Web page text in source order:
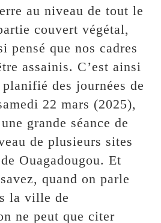
au niveau de tout le
couvert végétal,
pensé que nos cadres
assainis. C’est ainsi
des journées de
22 mars (2025),
grande séance de
de plusieurs sites
Ouagadougou. Et
quand on parle
la ville de
ne peut que citer